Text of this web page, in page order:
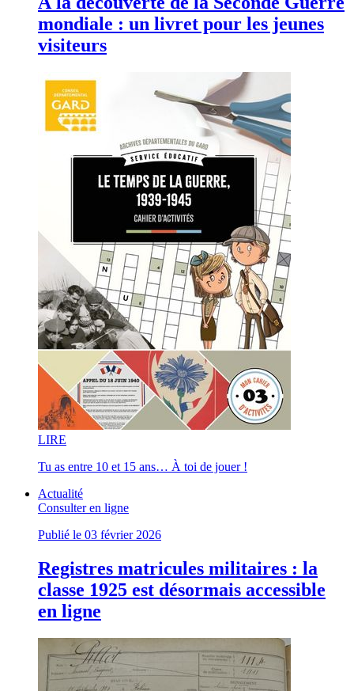
mondiale : un livret pour les jeunes
visiteurs
LIRE
Tu as entre 10 et 15 ans… À toi de jouer !
Actualité
Consulter en ligne
Publié le 03 février 2026
Registres matricules militaires : la
classe 1925 est désormais accessible
en ligne